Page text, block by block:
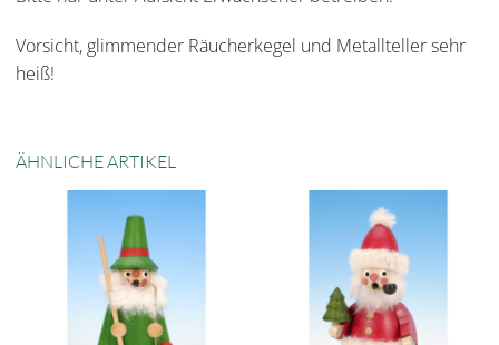
Vorsicht, glimmender Räucherkegel und Metallteller sehr
heiß!
ÄHNLICHE ARTIKEL